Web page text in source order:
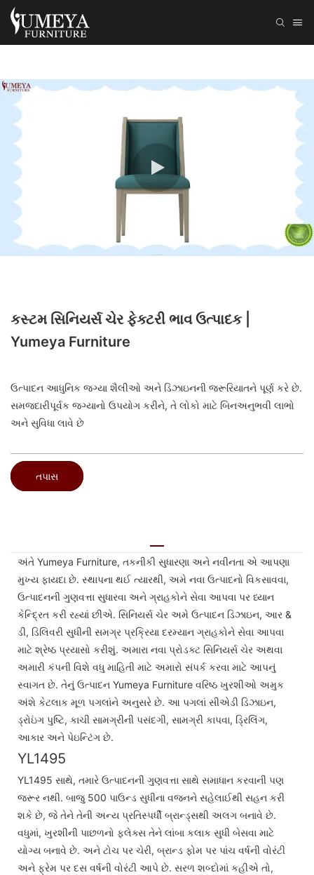
કસ્ટમ સિનિયર્સ ચેર ફેક્ટરી ભાવ ઉત્પાદક |
Yumeya Furniture
ઉત્પાદન આધુનિક જગ્યા શૈલીઓ અને ડિઝાઇનની જરૂરિયાતને પૂર્ણ કરે છે.
સમજદારીપૂર્વક જગ્યાનો ઉપયોગ કરીને, તે લોકો માટે બિનઅનુભવી લાભો
અને સુવિધા લાવે છે
તપાસ
અંતે Yumeya Furniture, તકનીકી સુધારણા અને નવીનતા એ આપણા
મુખ્ય ફાયદા છે. સ્થાપના થઈ ત્યારથી, અમે નવા ઉત્પાદનો વિકસાવવા,
ઉત્પાદનની ગુણવત્તા સુધારવા અને ગ્રાહકોને સેવા આપવા પર ધ્યાન
કેન્દ્રિત કરી રહ્યાં છીએ. સિનિયર્સ ચેર અમે ઉત્પાદન ડિઝાઇન, આર &
ડી, ડિલિવરી સુધીની સમગ્ર પ્રક્રિયા દરમ્યાન ગ્રાહકોને સેવા આપવા
માટે શ્રેષ્ઠ પ્રયાસો કરીશું. અમારા નવા પ્રોડક્ટ સિનિયર્સ ચેર અથવા
અમારી કંપની વિશે વધુ માહિતી માટે અમારો સંપર્ક કરવા માટે આપનું
સ્વાગત છે. તેનું ઉત્પાદન Yumeya Furniture વરિષ્ઠ ખુરશીઓ અમુક
અંશે કેટલાક મૂળ પગલાંને અનુસરે છે. આ પગલાં સીએડી ડિઝાઇન,
ડ્રોઇંગ પુષ્ટિ, કાચી સામગ્રીની પસંદગી, સામગ્રી કાપવા, ડ્રિલિંગ,
આકાર અને પેઇન્ટિંગ છે.
YL1495
YL1495 સાથે, તમારે ઉત્પાદનની ગુણવત્તા સાથે સમાધાન કરવાની પણ
જરૂર નથી. બાજુ 500 પાઉન્ડ સુધીના વજનને સહેલાઈથી સહન કરી
શકે છે, જે તેને તેની અન્ય પ્રતિસ્પર્ધી બ્રાન્ડ્સથી અલગ બનાવે છે.
વધુમાં, ખુરશીની પાછળનો ફ્લેક્સ તેને લાંબા કલાક સુધી બેસવા માટે
યોગ્ય બનાવે છે. અને ટોચ પર ચેરી, બ્રાન્ડ ફોમ પર પાંચ વર્ષની વોરંટી
અને ફ્રેમ પર દસ વર્ષની વોરંટી આપે છે. સરળ શબ્દોમાં કહીએ તો,